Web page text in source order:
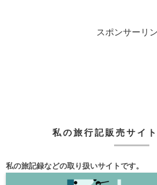
スポンサーリ
私の旅行記販売サイ
私の旅記録などの取り扱いサイトです。